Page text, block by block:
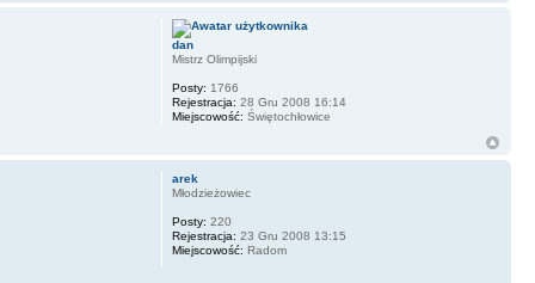
dan
Mistrz Olimpijski
Posty: 1766
Rejestracja: 28 Gru 2008 16:14
Miejscowość: Świętochłowice
arek
Młodzieżowiec
Posty: 220
Rejestracja: 23 Gru 2008 13:15
Miejscowość: Radom